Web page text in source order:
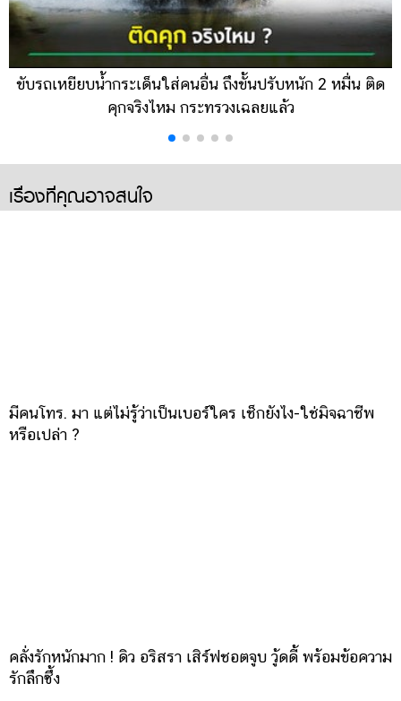
ขับรถเหยียบน้ำกระเด็นใส่คนอื่น ถึงขั้นปรับหนัก 2 หมื่น ติด
คุกจริงไหม กระทรวงเฉลยแล้ว
เรื่องที่คุณอาจสนใจ
มีคนโทร. มา แต่ไม่รู้ว่าเป็นเบอร์ใคร เช็กยังไง-ใช่มิจฉาชีพ
หรือเปล่า ?
คลั่งรักหนักมาก ! ดิว อริสรา เสิร์ฟชอตจูบ วู้ดดี้ พร้อมข้อความ
รักลึกซึ้ง